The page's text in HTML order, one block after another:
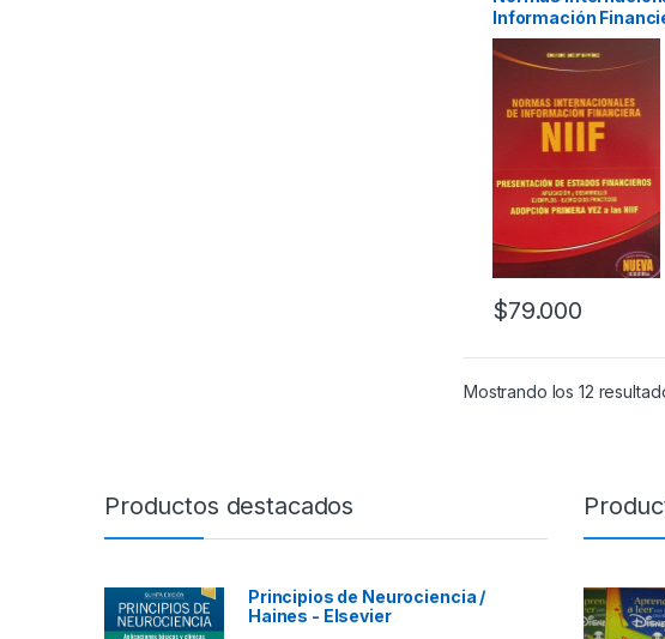
Información
Nueva Legislacion
$79.000
Mostrando los 12
Productos destacados
Principios de Neurociencia /
Haines - Elsevier